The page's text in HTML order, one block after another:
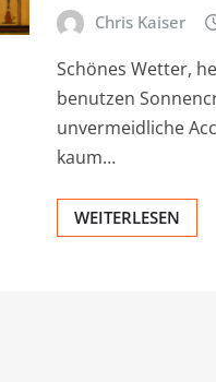
Chris Kaiser
Schönes Wetter,
benutzen
unvermeidliche
kaum…
WEITERLESEN